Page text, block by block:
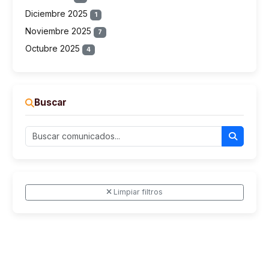
Diciembre 2025 1
Noviembre 2025 7
Octubre 2025 4
Buscar
Limpiar filtros